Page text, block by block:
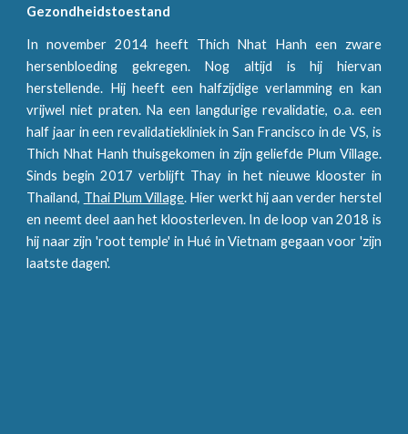
Gezondheidstoestand
In november 2014 heeft Thich Nhat Hanh een zware
hersenbloeding gekregen. Nog altijd is hij hiervan
herstellende. Hij heeft een halfzijdige verlamming en kan
vrijwel niet praten. Na een langdurige revalidatie, o.a. een
half jaar in een revalidatiekliniek in San Francisco in de VS, is
Thich Nhat Hanh thuisgekomen in zijn geliefde Plum Village.
Sinds begin 2017 verblijft Thay in het nieuwe klooster in
Thailand, Thai Plum Village. Hier werkt hij aan verder herstel
en neemt deel aan het kloosterleven. In de loop van 2018 is
hij naar zijn 'root temple' in Hué in Vietnam gegaan voor 'zijn
laatste dagen'.